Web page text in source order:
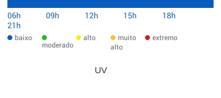
06h 09h 12h 15h
18h
21h
baixo
moderado
alto
muito
alto
extremo
UV